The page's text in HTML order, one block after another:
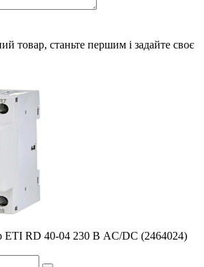
товар, станьте першим і задайте своє
ETI RD 40-04 230 В AC/DC (2464024)